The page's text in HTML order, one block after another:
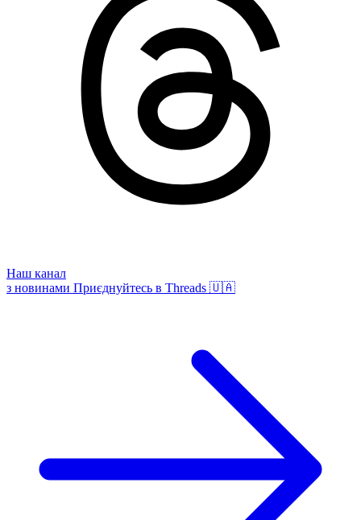
Наш канал
з новинами Приєднуйтесь в Threads 🇺🇦